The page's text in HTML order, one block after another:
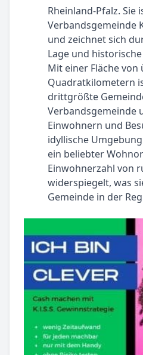
Rheinland-Pfalz. Sie
Verbandsgemeinde
und zeichnet sich
Lage und
Mit einer Fläche von
Quadratkilometern
drittgrößte
Verbandsgemeinde
Einwohnern und
idyllische
ein beliebter
Einwohnerzahl von
widerspiegelt, was
Gemeinde in der